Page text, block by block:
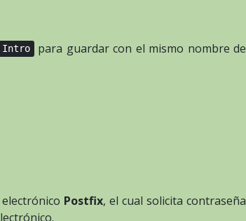
Intro
para guardar con el mismo nombre de
Postfix, el cual solicita contraseña